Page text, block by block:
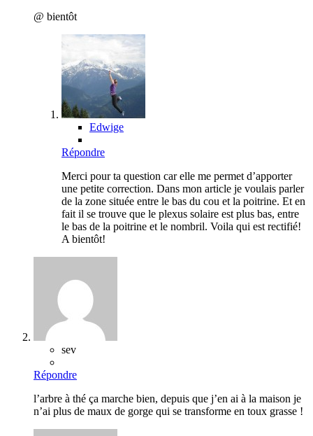
@ bientôt
Edwige
Répondre
Merci pour ta question car elle me permet d’apporter
une petite correction. Dans mon article je voulais parler
de la zone située entre le bas du cou et la poitrine. Et en
fait il se trouve que le plexus solaire est plus bas, entre
le bas de la poitrine et le nombril. Voila qui est rectifié!
A bientôt!
sev
Répondre
l’arbre à thé ça marche bien, depuis que j’en ai à la maison je
n’ai plus de maux de gorge qui se transforme en toux grasse !